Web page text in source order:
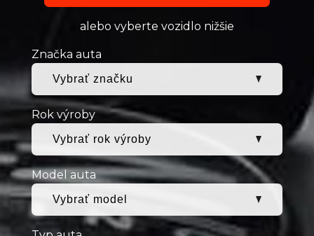
alebo vyberte vozidlo nižšie
Značka auta
Rok výroby
Model auta